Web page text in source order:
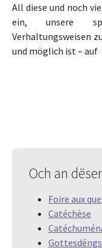
All diese und noch
ein, unsere
Verhaltungsweisen
und möglich ist – auf
Och an
Foire aux
Catéchèse